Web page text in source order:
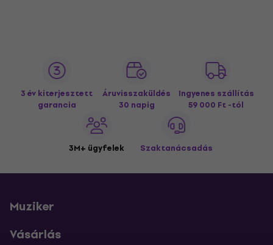
3 év kiterjesztett
garancia
Áruvisszaküldés
30 napig
Ingyenes szállítás
59 000 Ft -tól
3M+ ügyfelek Szaktanácsadás
Muziker
Vásárlás